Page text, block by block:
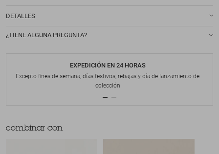
DETALLES
¿TIENE ALGUNA PREGUNTA?
EXPEDICIÓN EN 24 HORAS
Excepto fines de semana, días festivos, rebajas y día de lanzamiento de
colección
combinar con